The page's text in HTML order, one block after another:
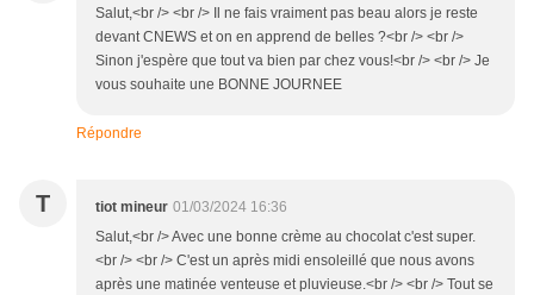
Salut,<br /> <br /> Il ne fais vraiment pas beau alors je reste
devant CNEWS et on en apprend de belles ?<br /> <br />
Sinon j'espère que tout va bien par chez vous!<br /> <br /> Je
vous souhaite une BONNE JOURNEE
Répondre
T tiot mineur 01/03/2024 16:36
Salut,<br /> Avec une bonne crème au chocolat c'est super.
<br /> <br /> C'est un après midi ensoleillé que nous avons
après une matinée venteuse et pluvieuse.<br /> <br /> Tout se